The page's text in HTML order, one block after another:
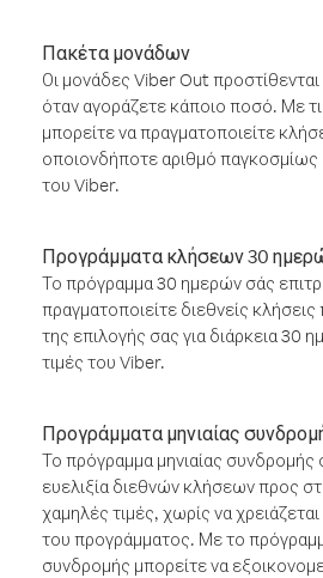
Πακέτα μονάδων
Οι μονάδες Viber Out
όταν αγοράζετε κάποιο ποσό. Με
μπορείτε να πραγματοποιείτε
οποιονδήποτε αριθμό παγκοσμίως
του Viber.
Προγράμματα κλήσεων 30
Το πρόγραμμα 30 ημερών σάς
πραγματοποιείτε διεθνείς
της επιλογής σας για διάρκεια 30
τιμές του Viber.
Προγράμματα μηνιαίας
Το πρόγραμμα μηνιαίας
ευελιξία διεθνών κλήσεων προς
χαμηλές τιμές, χωρίς να
του προγράμματος. Με το
συνδρομής μπορείτε να